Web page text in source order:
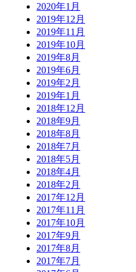
2020年1月
2019年12月
2019年11月
2019年10月
2019年8月
2019年6月
2019年2月
2019年1月
2018年12月
2018年9月
2018年8月
2018年7月
2018年5月
2018年4月
2018年2月
2017年12月
2017年11月
2017年10月
2017年9月
2017年8月
2017年7月